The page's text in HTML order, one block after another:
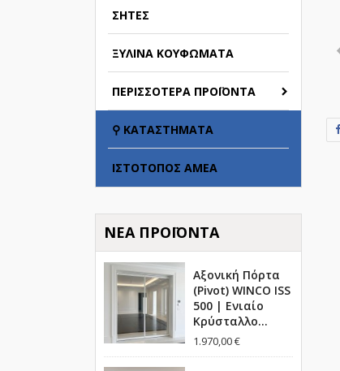
ΣΉΤΕΣ
ΞΎΛΙΝΑ ΚΟΥΦΏΜΑΤΑ
ΠΕΡΙΣΣΌΤΕΡΑ ΠΡΟΪΌΝΤΑ
⚲ ΚΑΤΑΣΤΉΜΑΤΑ
ΙΣΤΌΤΟΠΟΣ ΑΜΕΑ
ΝΈΑ ΠΡΟΪΌΝΤΑ
Αξονική Πόρτα
(Pivot) WINCO ISS
500 | Ενιαίο
Κρύσταλλο...
1.970,00 €